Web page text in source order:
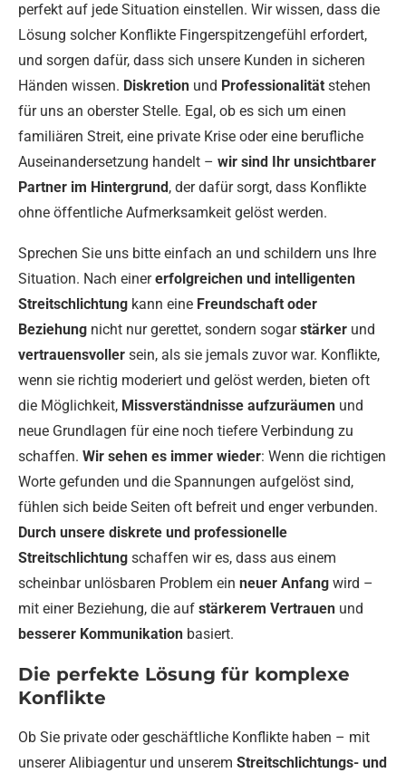
perfekt auf jede Situation einstellen. Wir wissen, dass die
Lösung solcher Konflikte Fingerspitzengefühl erfordert,
und sorgen dafür, dass sich unsere Kunden in sicheren
Händen wissen. Diskretion und Professionalität stehen
für uns an oberster Stelle. Egal, ob es sich um einen
familiären Streit, eine private Krise oder eine berufliche
Auseinandersetzung handelt – wir sind Ihr unsichtbarer
Partner im Hintergrund , der dafür sorgt, dass Konflikte
ohne öffentliche Aufmerksamkeit gelöst werden.
Sprechen Sie uns bitte einfach an und schildern uns Ihre
Situation. Nach einererfolgreichen und intelligenten
Streitschlichtung kann eine Freundschaft oder
Beziehung nicht nur gerettet, sondern sogarstärker und
vertrauensvoller sein, als sie jemals zuvor war. Konflikte,
wenn sie richtig moderiert und gelöst werden, bieten oft
die Möglichkeit, Missverständnisse aufzuräumen und
neue Grundlagen für eine noch tiefere Verbindung zu
schaffen. Wir sehen es immer wieder: Wenn die richtigen
Worte gefunden und die Spannungen aufgelöst sind,
fühlen sich beide Seiten oft befreit und enger verbunden.
Durch unsere diskrete und professionelle
Streitschlichtung schaffen wir es, dass aus einem
scheinbar unlösbaren Problem ein neuer Anfang wird –
mit einer Beziehung, die auf stärkerem Vertrauen und
besserer Kommunikation basiert.
Die perfekte Lösung für komplexe
Konflikte
Ob Sie private oder geschäftliche Konflikte haben – mit
unserer Alibiagentur und unserem Streitschlichtungs- und